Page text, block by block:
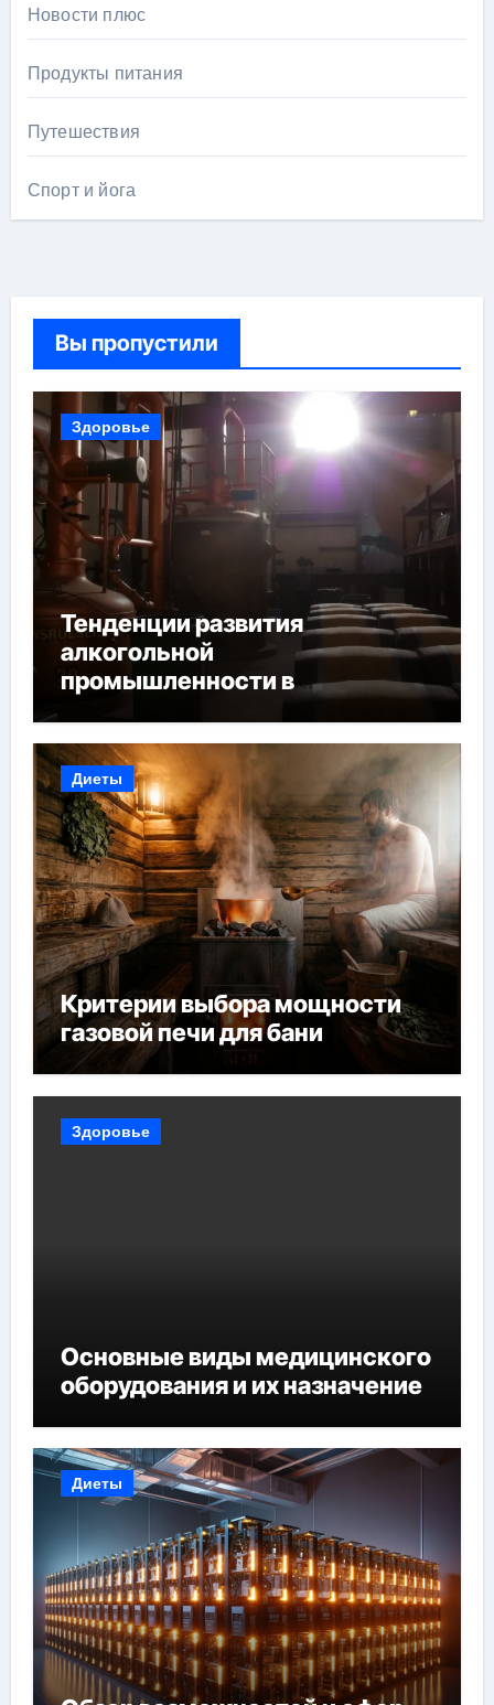
Новости плюс
Продукты питания
Путешествия
Спорт и йога
Вы пропустили
Здоровье
Тенденции развития
алкогольной
промышленности в
Диеты
Критерии выбора мощности
газовой печи для бани
Здоровье
Основные виды медицинского
оборудования и их назначение
Диеты